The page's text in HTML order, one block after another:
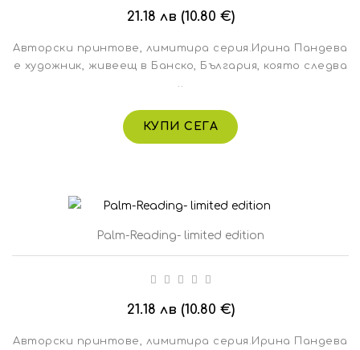
21.18 лв (10.80 €)
Авторски принтове, лимитира серия.Ирина Пандева
е художник, живеещ в Банско, България, която следва
..
КУПИ СЕГА
Palm-Reading- limited edition
21.18 лв (10.80 €)
Авторски принтове, лимитира серия.Ирина Пандева